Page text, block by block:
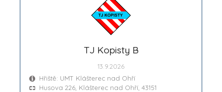
TJ Kopisty B
13.9.2026
Hřiště: UMT Klášterec nad Ohří
Husova 226, Klášterec nad Ohří, 43151